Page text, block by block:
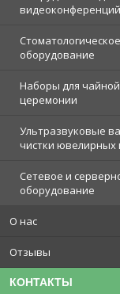
видеоконференций
Стоматологическое
оборудование
Наборы для чайной
церемонии
Ультразвуковые
чистки ювелирных
Сетевое и
оборудование
О нас
Отзывы
КОНТАКТЫ